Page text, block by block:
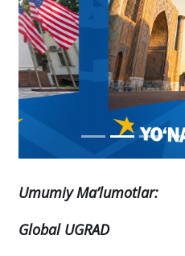
Umumiy Ma’lumotlar:
Global UGRAD